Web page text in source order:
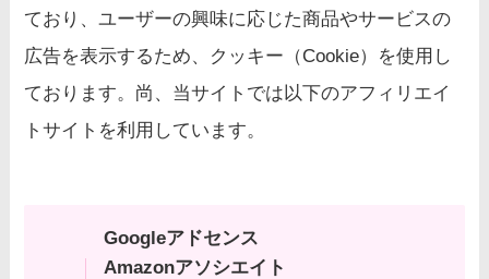
ており、ユーザーの興味に応じた商品やサービスの
広告を表示するため、クッキー（Cookie）を使用し
ております。尚、当サイトでは以下のアフィリエイ
トサイトを利用しています。
Googleアドセンス
Amazonアソシエイト